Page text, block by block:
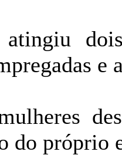
e
do próprio